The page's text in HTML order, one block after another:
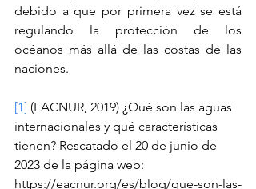
debido a que por primera vez se está
regulando la protección de los
océanos más allá de las costas de las
naciones.
[1] (EACNUR, 2019) ¿Qué son las aguas
internacionales y qué características
tienen? Rescatado el 20 de junio de
2023 de la página web:
https://eacnur.org/es/blog/que-son-las-